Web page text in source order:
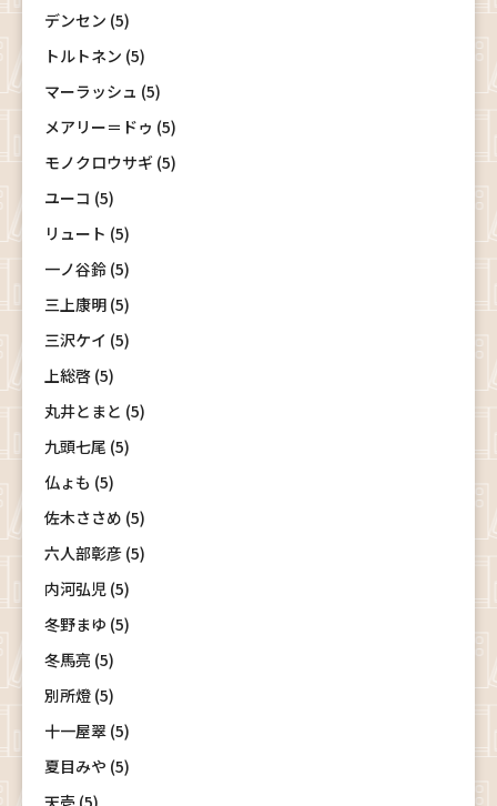
デンセン (5)
トルトネン (5)
マーラッシュ (5)
メアリー＝ドゥ (5)
モノクロウサギ (5)
ユーコ (5)
リュート (5)
一ノ谷鈴 (5)
三上康明 (5)
三沢ケイ (5)
上総啓 (5)
丸井とまと (5)
九頭七尾 (5)
仏ょも (5)
佐木ささめ (5)
六人部彰彦 (5)
内河弘児 (5)
冬野まゆ (5)
冬馬亮 (5)
別所燈 (5)
十一屋翠 (5)
夏目みや (5)